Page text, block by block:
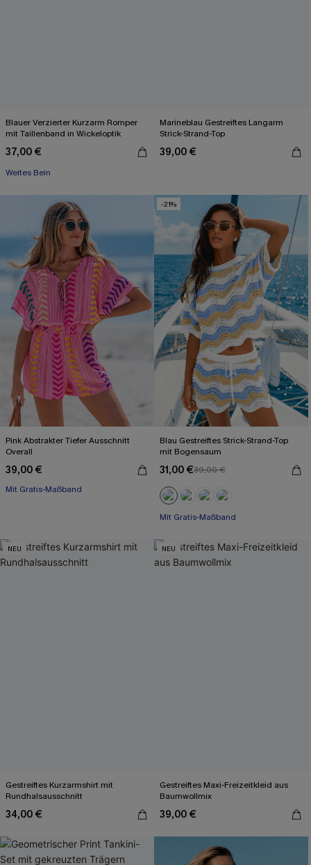
Blauer Verzierter Kurzarm Romper
mit Taillenband in Wickeloptik
37,00 €
Weites Bein
Marineblau Gestreiftes Langarm
Strick-Strand-Top
39,00 €
Pink Abstrakter Tiefer Ausschnitt
Overall
39,00 €
Mit Gratis-Maßband
Gesmokt
-21%
Blau Gestreiftes Strick-Strand-Top
mit Bogensaum
31,00 €39,00 €
Mit Gratis-Maßband
NEU
Gestreiftes Kurzarmshirt mit
Rundhalsausschnitt
34,00 €
NEU
Gestreiftes Maxi-Freizeitkleid aus
Baumwollmix
39,00 €